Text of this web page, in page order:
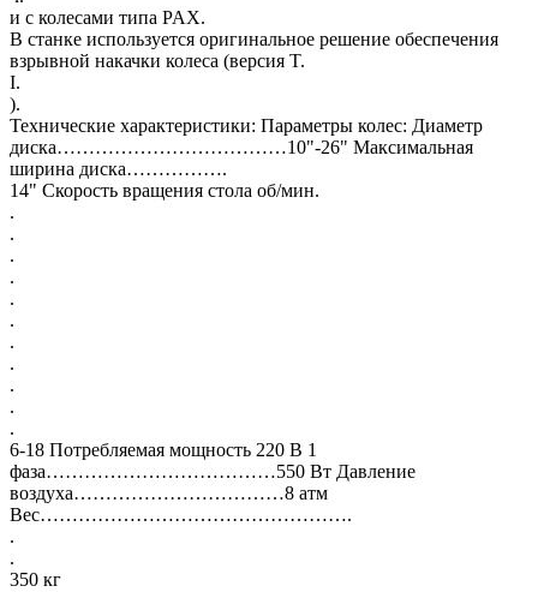
и с колесами типа PAX.
В станке используется оригинальное решение обеспечения
взрывной накачки колеса (версия T.
I.
).
Технические характеристики: Параметры колес: Диаметр
диска………………………………10"-26" Максимальная
ширина диска…………….
14" Скорость вращения стола об/мин.
.
.
.
.
.
.
.
.
.
.
.
6-18 Потребляемая мощность 220 В 1
фаза………………………………550 Вт Давление
воздуха……………………………8 атм
Вес………………………………………….
.
.
350 кг